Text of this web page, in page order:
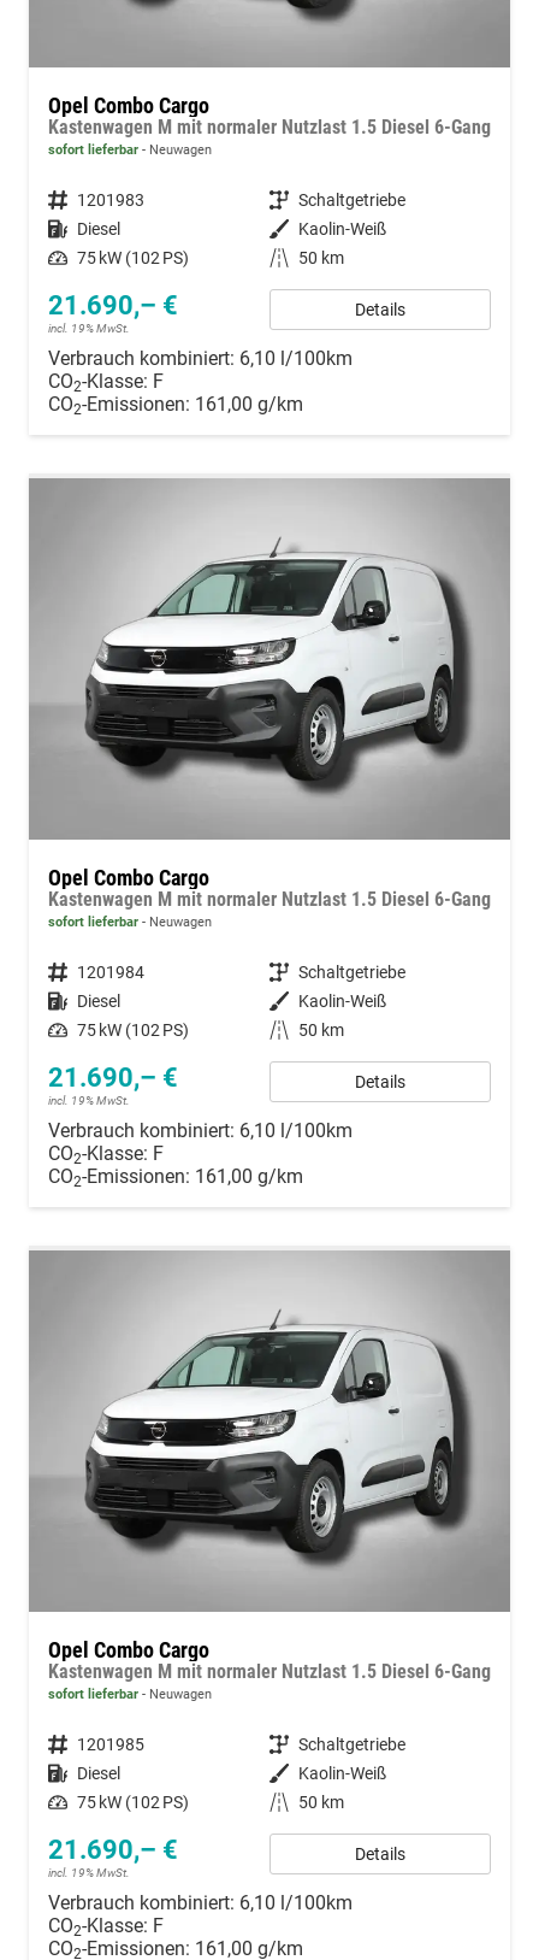
Opel Combo Cargo
Kastenwagen M mit normaler Nutzlast 1.5 Diesel 6-Gang
sofort lieferbar Neuwagen
Fahrzeugnummer 1201983 Getriebe Schaltgetriebe
Kraftstoff Diesel Außenfarbe Kaolin-Weiß
Leistung 75 kW (102 PS) Kilometerstand 50 km
21.690,– €
incl. 19% MwSt.
Details
Verbrauch kombiniert: 6,10 l/100km
CO2-Klasse: F
CO2-Emissionen: 161,00 g/km
Opel Combo Cargo
Kastenwagen M mit normaler Nutzlast 1.5 Diesel 6-Gang
sofort lieferbar Neuwagen
Fahrzeugnummer 1201984 Getriebe Schaltgetriebe
Kraftstoff Diesel Außenfarbe Kaolin-Weiß
Leistung 75 kW (102 PS) Kilometerstand 50 km
21.690,– €
incl. 19% MwSt.
Details
Verbrauch kombiniert: 6,10 l/100km
CO2-Klasse: F
CO2-Emissionen: 161,00 g/km
Opel Combo Cargo
Kastenwagen M mit normaler Nutzlast 1.5 Diesel 6-Gang
sofort lieferbar Neuwagen
Fahrzeugnummer 1201985 Getriebe Schaltgetriebe
Kraftstoff Diesel Außenfarbe Kaolin-Weiß
Leistung 75 kW (102 PS) Kilometerstand 50 km
21.690,– €
incl. 19% MwSt.
Details
Verbrauch kombiniert: 6,10 l/100km
CO2-Klasse: F
CO2-Emissionen: 161,00 g/km